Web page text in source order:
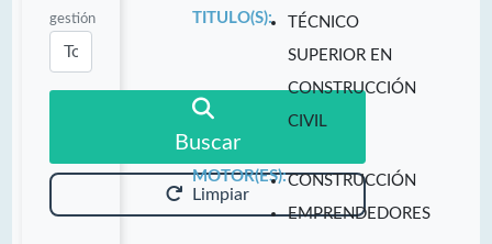
gestión
Buscar
Limpiar
TITULO(S):
TÉCNICO
SUPERIOR EN
CONSTRUCCIÓN
CIVIL
MOTOR(ES):CONSTRUCCIÓN
EMPRENDEDORES